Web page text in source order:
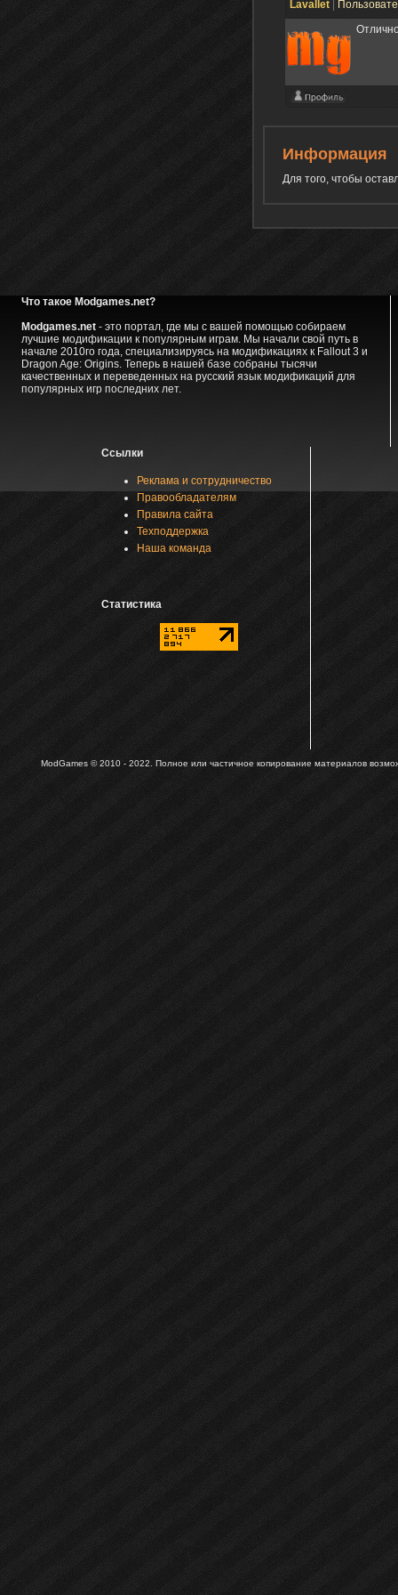
Lavallet
Информация
Для того, чтобы
Что такое Modgames.net?
Modgames.net- это портал, где мы с вашей помощью собираем
лучшие модификации к популярным играм. Мы начали свой путь в
начале 2010го года, специализируясь на модификациях к Fallout 3 и
Dragon Age: Origins. Теперь в нашей базе собраны тысячи
качественных и переведенных на русский язык модификаций для
популярных игр последних лет.
Ссылки
Реклама и сотрудничество
Правообладателям
Правила сайта
Техподдержка
Наша команда
Статистика
ModGames © 2010 - 2022. Полное или частичное копирование материалов